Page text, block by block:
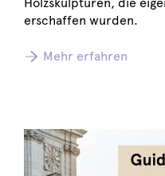
erschaffen wurden.
Mehr erfahren